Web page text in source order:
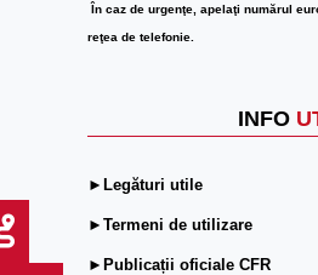
În caz de urgenţe, apelaţi numărul
reţea de telefonie.
INFO
►Legături utile
►Termeni de utilizare
►Publicații oficiale CFR